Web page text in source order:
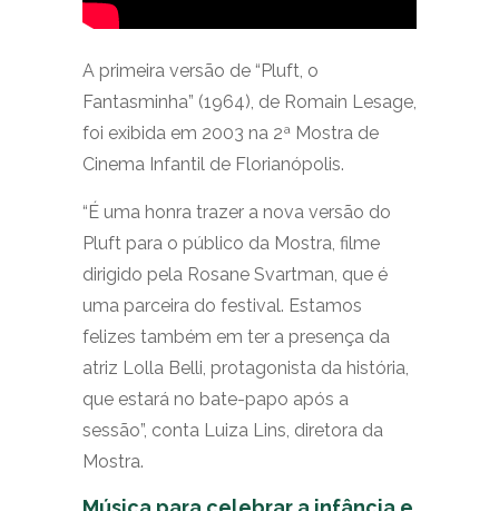
A primeira versão de “Pluft, o
Fantasminha” (1964), de Romain Lesage,
foi exibida em 2003 na 2ª Mostra de
Cinema Infantil de Florianópolis.
“É uma honra trazer a nova versão do
Pluft para o público da Mostra, filme
dirigido pela Rosane Svartman, que é
uma parceira do festival. Estamos
felizes também em ter a presença da
atriz Lolla Belli, protagonista da história,
que estará no bate-papo após a
sessão”, conta Luiza Lins, diretora da
Mostra.